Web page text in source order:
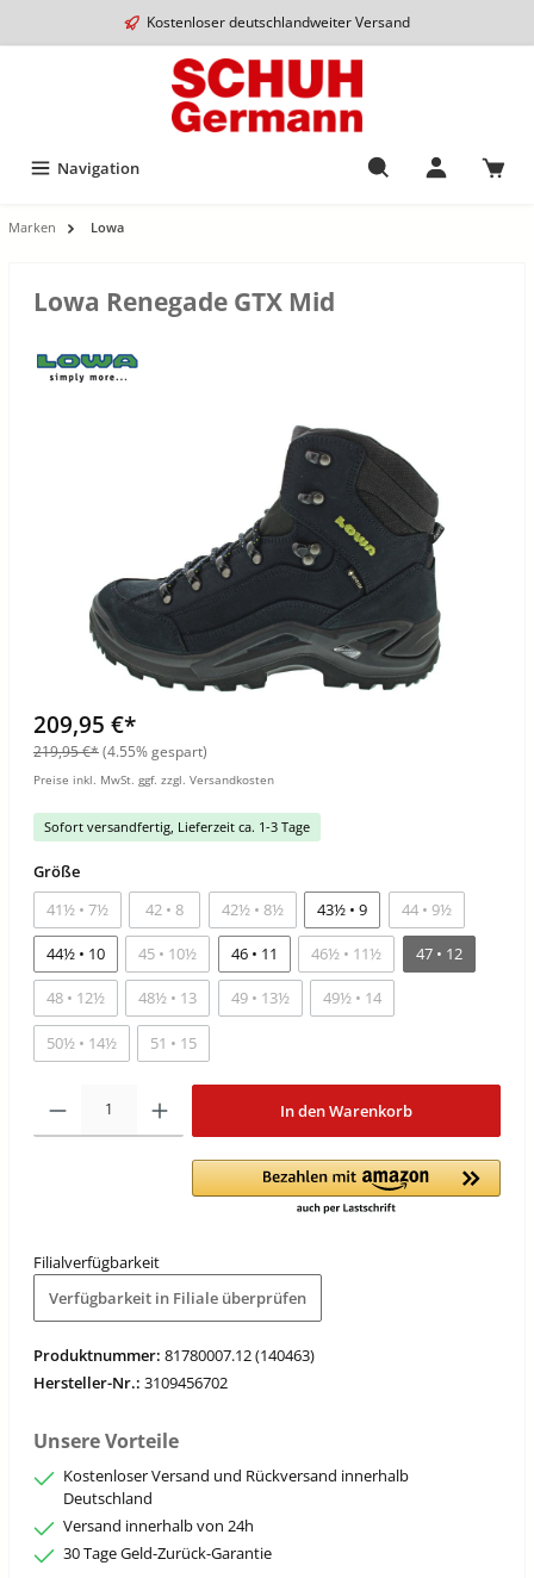
Kostenloser deutschlandweiter Versand
Navigation
Marken Lowa
Lowa Renegade GTX Mid
209,95 €*
219,95 €*(4.55% gespart)
Preise inkl. MwSt. ggf. zzgl. Versandkosten
Sofort versandfertig, Lieferzeit ca. 1-3 Tage
Größe
41½ • 7½
42 • 8 42½ • 8½ 43½ • 9 44 • 9½
44½ • 10 45 • 10½ 46 • 11 46½ • 11½ 47 • 12
48 • 12½ 48½ • 13 49 • 13½ 49½ • 14
50½ • 14½ 51 • 15
In den Warenkorb
Filialverfügbarkeit
Verfügbarkeit in Filiale überprüfen
Produktnummer: 81780007.12 (140463)
Hersteller-Nr.: 3109456702
Unsere Vorteile
Kostenloser Versand und Rückversand innerhalb
Deutschland
Versand innerhalb von 24h
30 Tage Geld-Zurück-Garantie